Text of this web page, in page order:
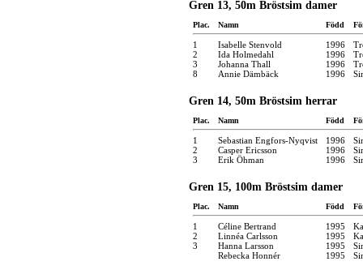
Gren 13, 50m Bröstsim damer
Plac. Namn Född
1 Isabelle Stenvold 1996
2
Ida Holmedahl 1996
3
Johanna Thall 1996
8
Annie Dämbäck 1996
Gren 14, 50m Bröstsim herrar
Plac. Namn Född
1 Sebastian Engfors-Nyqvist 1996
2
Casper Ericsson 1996
3
Erik Öhman 1996
Gren 15, 100m Bröstsim damer
Plac. Namn Född
1 Céline Bertrand 1995
2
Linnéa Carlsson 1995
3
Hanna Larsson 1995
Rebecka Honnér
1995